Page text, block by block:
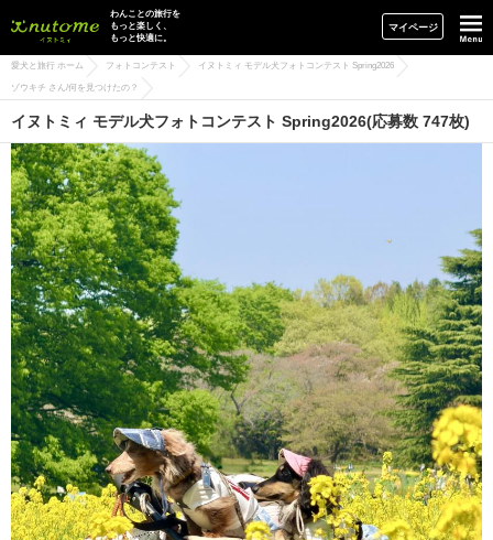
イヌトミィ
わんことの旅行を
もっと楽しく、
もっと快適に。
マイページ
愛犬と旅行 ホーム フォトコンテスト イヌトミィ モデル犬フォトコンテスト Spring2026
ゾウキチ さん/何を見つけたの？
イヌトミィ モデル犬フォトコンテスト Spring2026(応募数 747枚)